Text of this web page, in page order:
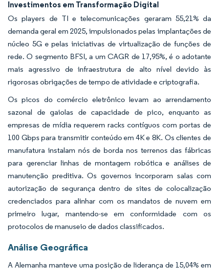
Investimentos em Transformação Digital
Os players de TI e telecomunicações geraram 55,21% da
demanda geral em 2025, impulsionados pelas implantações de
núcleo 5G e pelas iniciativas de virtualização de funções de
rede. O segmento BFSI, a um CAGR de 17,95%, é o adotante
mais agressivo de infraestrutura de alto nível devido às
rigorosas obrigações de tempo de atividade e criptografia.
Os picos do comércio eletrônico levam ao arrendamento
sazonal de gaiolas de capacidade de pico, enquanto as
empresas de mídia requerem racks contíguos com portas de
100 Gbps para transmitir conteúdo em 4K e 8K. Os clientes de
manufatura instalam nós de borda nos terrenos das fábricas
para gerenciar linhas de montagem robótica e análises de
manutenção preditiva. Os governos incorporam salas com
autorização de segurança dentro de sites de colocalização
credenciados para alinhar com os mandatos de nuvem em
primeiro lugar, mantendo-se em conformidade com os
protocolos de manuseio de dados classificados.
Análise Geográfica
A Alemanha manteve uma posição de liderança de 15,04% em